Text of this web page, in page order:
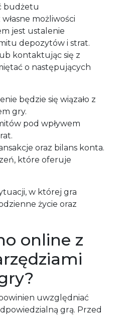
budżetu
możliwości
jest ustalenie
depozytów i strat.
kontaktując się z
o następujących
będzie się wiązało z
gry.
pod wpływem
oraz bilans konta.
które oferuje
w której gra
życie oraz
online z
uwzględniać
grą. Przed